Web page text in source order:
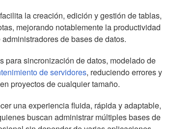
la creación, edición y gestión de tablas,
mejorando notablemente la productividad
de bases de datos.
para sincronización de datos, modelado de
de servidores, reduciendo errores y
proyectos de cualquier tamaño.
una experiencia fluida, rápida y adaptable,
buscan administrar múltiples bases de